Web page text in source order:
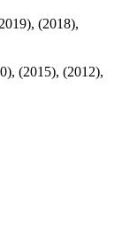
(2018),
(2015), (2012),